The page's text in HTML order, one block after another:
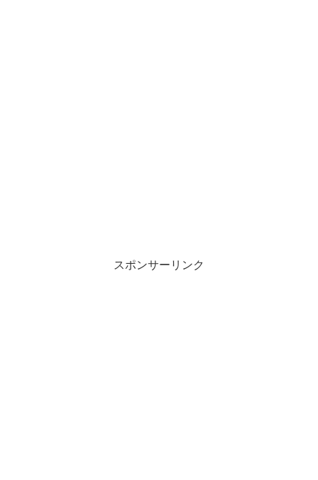
スポンサーリンク